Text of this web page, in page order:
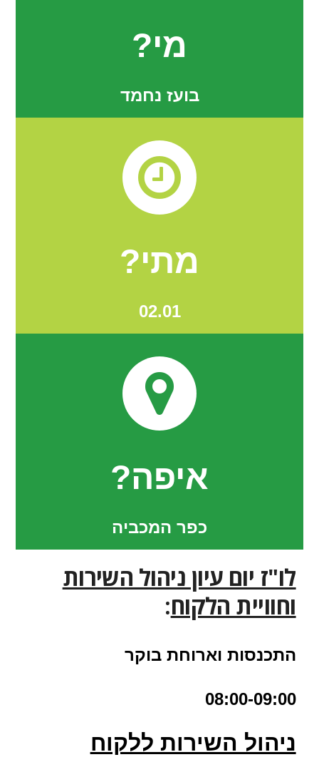
מי?
בועז נחמד
מתי?
02.01
איפה?
כפר המכביה
לו"ז יום עיון ניהול השירות
וחוויית הלקוח:
התכנסות וארוחת בוקר
08:00-09:00
ניהול השירות ללקוח